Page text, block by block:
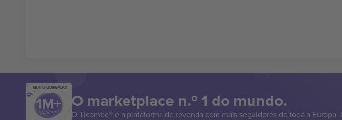
MUITO OBRIGADO!
O marketplace n.º 1 do mundo.
O Ticombo® é a plataforma de revenda com mais seguidores de toda a Europa.